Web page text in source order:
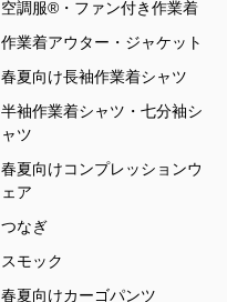
空調服®・ファン付き作業着
作業着アウター・ジャケット
春夏向け長袖作業着シャツ
半袖作業着シャツ・七分袖シ
ャツ
春夏向けコンプレッションウ
ェア
つなぎ
スモック
春夏向けカーゴパンツ